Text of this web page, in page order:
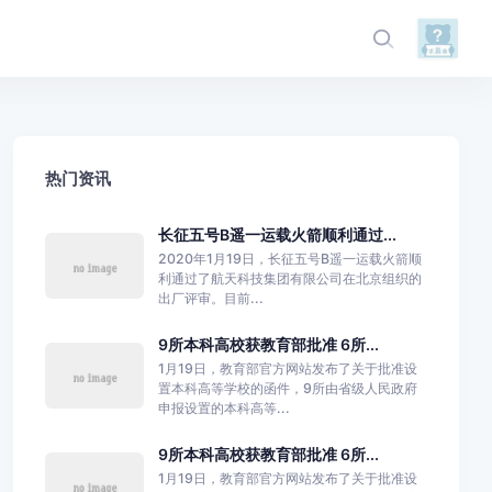
热门资讯
长征五号B遥一运载火箭顺利通过...
2020年1月19日，长征五号B遥一运载火箭顺
利通过了航天科技集团有限公司在北京组织的
出厂评审。目前...
9所本科高校获教育部批准 6所...
1月19日，教育部官方网站发布了关于批准设
置本科高等学校的函件，9所由省级人民政府
申报设置的本科高等...
9所本科高校获教育部批准 6所...
1月19日，教育部官方网站发布了关于批准设